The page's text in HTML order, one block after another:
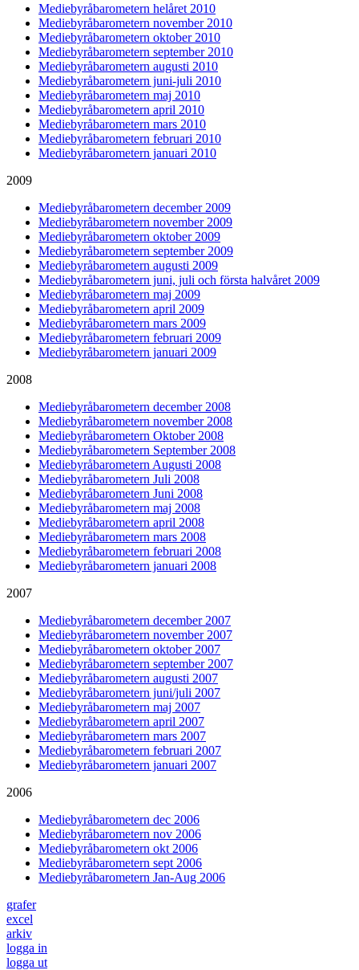
Mediebyråbarometern helåret 2010
Mediebyråbarometern november 2010
Mediebyråbarometern oktober 2010
Mediebyråbarometern september 2010
Mediebyråbarometern augusti 2010
Mediebyråbarometern juni-juli 2010
Mediebyråbarometern maj 2010
Mediebyråbarometern april 2010
Mediebyråbarometern mars 2010
Mediebyråbarometern februari 2010
Mediebyråbarometern januari 2010
2009
Mediebyråbarometern december 2009
Mediebyråbarometern november 2009
Mediebyråbarometern oktober 2009
Mediebyråbarometern september 2009
Mediebyråbarometern augusti 2009
Mediebyråbarometern juni, juli och första halvåret 2009
Mediebyråbarometern maj 2009
Mediebyråbarometern april 2009
Mediebyråbarometern mars 2009
Mediebyråbarometern februari 2009
Mediebyråbarometern januari 2009
2008
Mediebyråbarometern december 2008
Mediebyråbarometern november 2008
Mediebyråbarometern Oktober 2008
Mediebyråbarometern September 2008
Mediebyråbarometern Augusti 2008
Mediebyråbarometern Juli 2008
Mediebyråbarometern Juni 2008
Mediebyråbarometern maj 2008
Mediebyråbarometern april 2008
Mediebyråbarometern mars 2008
Mediebyråbarometern februari 2008
Mediebyråbarometern januari 2008
2007
Mediebyråbarometern december 2007
Mediebyråbarometern november 2007
Mediebyråbarometern oktober 2007
Mediebyråbarometern september 2007
Mediebyråbarometern augusti 2007
Mediebyråbarometern juni/juli 2007
Mediebyråbarometern maj 2007
Mediebyråbarometern april 2007
Mediebyråbarometern mars 2007
Mediebyråbarometern februari 2007
Mediebyråbarometern januari 2007
2006
Mediebyråbarometern dec 2006
Mediebyråbarometern nov 2006
Mediebyråbarometern okt 2006
Mediebyråbarometern sept 2006
Mediebyråbarometern Jan-Aug 2006
grafer
excel
arkiv
logga in
logga ut